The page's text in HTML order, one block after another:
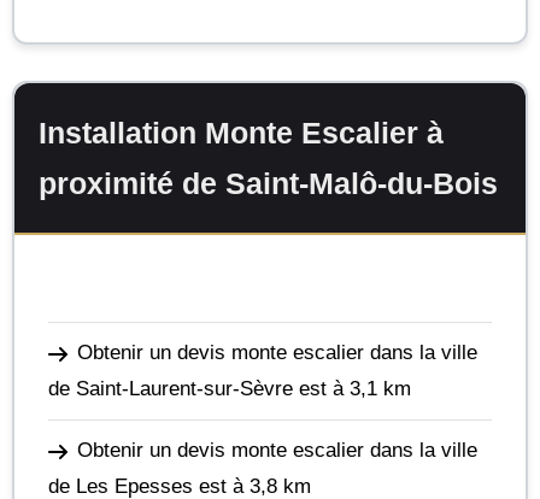
Installation Monte Escalier à
proximité de Saint-Malô-du-Bois
Obtenir un devis monte escalier dans la ville
de Saint-Laurent-sur-Sèvre est à 3,1 km
Obtenir un devis monte escalier dans la ville
de Les Epesses est à 3,8 km